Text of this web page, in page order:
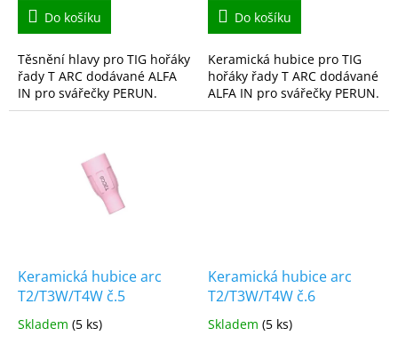
Do košíku
Těsnění hlavy pro TIG hořáky
řady T ARC dodávané ALFA
IN pro svářečky PERUN.
Do košíku
Keramická hubice pro TIG
hořáky řady T ARC dodávané
ALFA IN pro svářečky PERUN.
Keramická hubice arc
T2/T3W/T4W č.5
Skladem (5 ks)
Keramická hubice arc
T2/T3W/T4W č.6
Skladem (5 ks)